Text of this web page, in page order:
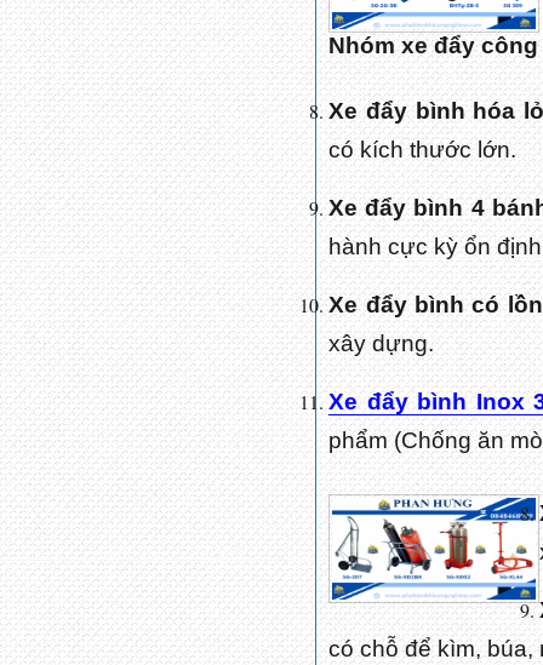
Nhóm xe đẩy
Xe đẩy bình hóa
có kích thước lớn.
Xe đẩy bình 4
hành cực kỳ ổn
Xe đẩy bình có
xây dựng.
Xe đẩy bình Inox
phẩm (Chống ăn
có chỗ để kìm, búa,